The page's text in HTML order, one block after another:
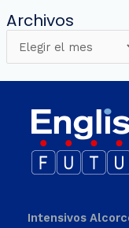
Archivos
Intensivos